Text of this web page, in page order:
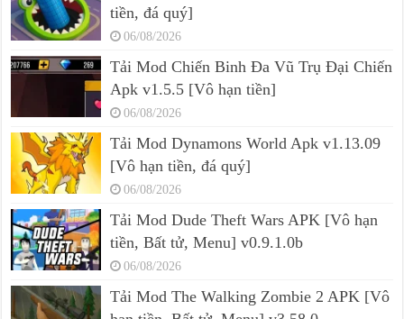
tiền, đá quý]
06/08/2026
Tải Mod Chiến Binh Đa Vũ Trụ Đại Chiến
Apk v1.5.5 [Vô hạn tiền]
06/08/2026
Tải Mod Dynamons World Apk v1.13.09
[Vô hạn tiền, đá quý]
06/08/2026
Tải Mod Dude Theft Wars APK [Vô hạn
tiền, Bất tử, Menu] v0.9.1.0b
06/08/2026
Tải Mod The Walking Zombie 2 APK [Vô